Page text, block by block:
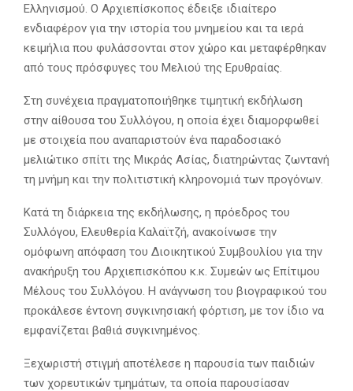
Ελληνισμού. Ο Αρχιεπίσκοπος έδειξε ιδιαίτερο
ενδιαφέρον για την ιστορία του μνημείου και τα ιερά
κειμήλια που φυλάσσονται στον χώρο και μεταφέρθηκαν
από τους πρόσφυγες του Μελιού της Ερυθραίας.
Στη συνέχεια πραγματοποιήθηκε τιμητική εκδήλωση
στην αίθουσα του Συλλόγου, η οποία έχει διαμορφωθεί
με στοιχεία που αναπαριστούν ένα παραδοσιακό
μελιώτικο σπίτι της Μικράς Ασίας, διατηρώντας ζωντανή
τη μνήμη και την πολιτιστική κληρονομιά των προγόνων.
Κατά τη διάρκεια της εκδήλωσης, η πρόεδρος του
Συλλόγου, Ελευθερία Καλαϊτζή, ανακοίνωσε την
ομόφωνη απόφαση του Διοικητικού Συμβουλίου για την
ανακήρυξη του Αρχιεπισκόπου κ.κ. Συμεών ως Επίτιμου
Μέλους του Συλλόγου. Η ανάγνωση του βιογραφικού του
προκάλεσε έντονη συγκινησιακή φόρτιση, με τον ίδιο να
εμφανίζεται βαθιά συγκινημένος.
Ξεχωριστή στιγμή αποτέλεσε η παρουσία των παιδιών
των χορευτικών τμημάτων, τα οποία παρουσίασαν